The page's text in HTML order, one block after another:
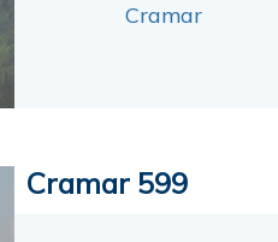
Cramar
Cramar 599